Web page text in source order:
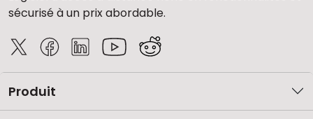
sécurisé à un prix abordable.
Produit